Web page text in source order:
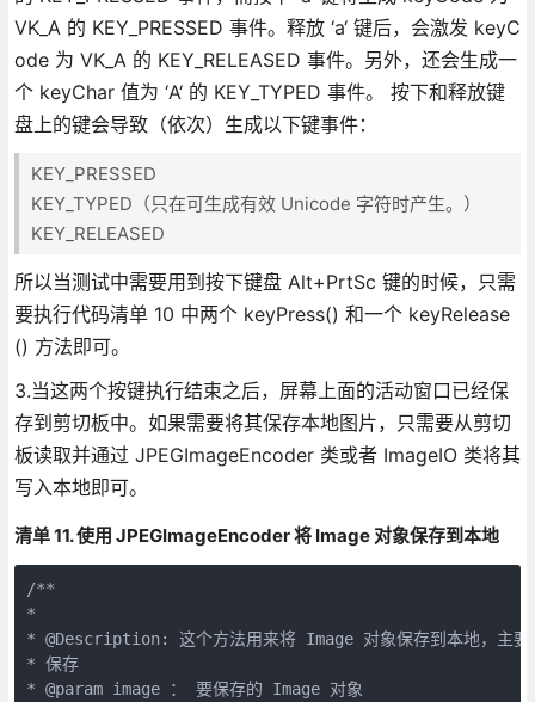
VK_A 的 KEY_PRESSED 事件。释放 ‘a‘ 键后，会激发 keyC
ode 为 VK_A 的 KEY_RELEASED 事件。另外，还会生成一
个 keyChar 值为 ‘A‘ 的 KEY_TYPED 事件。 按下和释放键
盘上的键会导致（依次）生成以下键事件：
KEY_PRESSED
KEY_TYPED（只在可生成有效 Unicode 字符时产生。）
KEY_RELEASED
所以当测试中需要用到按下键盘 Alt+PrtSc 键的时候，只需
要执行代码清单 10 中两个 keyPress() 和一个 keyRelease
() 方法即可。
3.当这两个按键执行结束之后，屏幕上面的活动窗口已经保
存到剪切板中。如果需要将其保存本地图片，只需要从剪切
板读取并通过 JPEGImageEncoder 类或者 ImageIO 类将其
写入本地即可。
清单 11. 使用 JPEGImageEncoder 将 Image 对象保存到本地
/**
*
* @Description: 这个方法用来将 Image 对象保存到本地，主要
* 保存
* @param image ： 要保存的 Image 对象